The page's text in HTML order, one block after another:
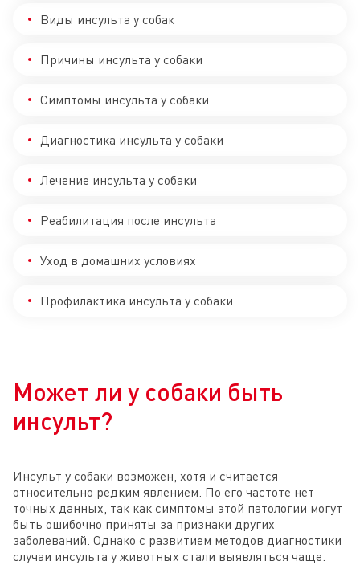
Виды инсульта у собак
Причины инсульта у собаки
Симптомы инсульта у собаки
Диагностика инсульта у собаки
Лечение инсульта у собаки
Реабилитация после инсульта
Уход в домашних условиях
Профилактика инсульта у собаки
Может ли у собаки быть
инсульт?
Инсульт у собаки возможен, хотя и считается
относительно редким явлением. По его частоте нет
точных данных, так как симптомы этой патологии могут
быть ошибочно приняты за признаки других
заболеваний. Однако с развитием методов диагностики
случаи инсульта у животных стали выявляться чаще.